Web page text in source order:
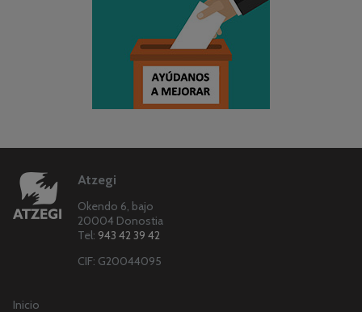
Atzegi
Okendo 6, bajo
20004 Donostia
Tel: 943 42 39 42
CIF: G20044095
Inicio